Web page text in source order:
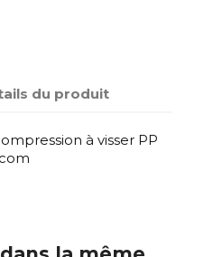
du produit
à visser PP